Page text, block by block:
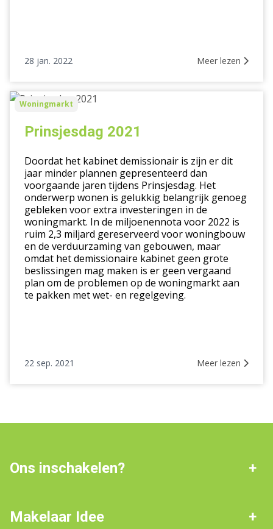
28 jan. 2022 Meer lezen
Prinsjesdag
Woningmarkt
Prinsjesdag 2021
Doordat het kabinet demissionair is zijn er dit
jaar minder plannen gepresenteerd dan
voorgaande jaren tijdens Prinsjesdag. Het
onderwerp wonen is gelukkig belangrijk genoeg
gebleken voor extra investeringen in de
woningmarkt. In de miljoenennota voor 2022 is
ruim 2,3 miljard gereserveerd voor woningbouw
en de verduurzaming van gebouwen, maar
omdat het demissionaire kabinet geen grote
beslissingen mag maken is er geen vergaand
plan om de problemen op de woningmarkt aan
te pakken met wet- en regelgeving.
22 sep. 2021 Meer lezen
Ons inschakelen?
Nederland
Makelaar Idee